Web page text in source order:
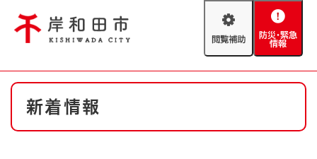
閲
助
防
緊
やさしい日本語
防災・緊急情報
ハザードマップ AED設置箇所
本
新着情報